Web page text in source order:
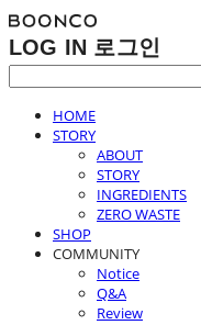
LOG IN 로그인
HOME
STORY
ABOUT
STORY
INGREDIENTS
ZERO WASTE
SHOP
COMMUNITY
Notice
Q&A
Review